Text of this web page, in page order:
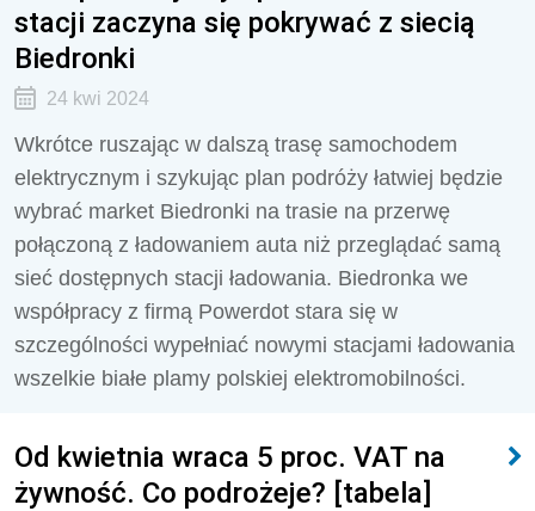
stacji zaczyna się pokrywać z siecią
Biedronki
24 kwi 2024
Wkrótce ruszając w dalszą trasę samochodem
elektrycznym i szykując plan podróży łatwiej będzie
wybrać market Biedronki na trasie na przerwę
połączoną z ładowaniem auta niż przeglądać samą
sieć dostępnych stacji ładowania. Biedronka we
współpracy z firmą Powerdot stara się w
szczególności wypełniać nowymi stacjami ładowania
wszelkie białe plamy polskiej elektromobilności.
Od kwietnia wraca 5 proc. VAT na
żywność. Co podrożeje? [tabela]